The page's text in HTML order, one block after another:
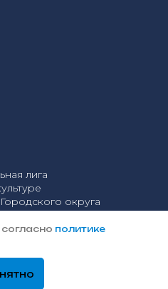
лига
округа
Сервис»
политике